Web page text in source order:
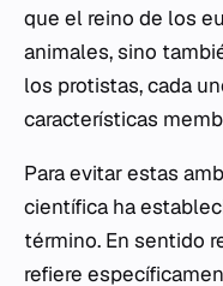
que el reino de los
animales, sino
los protistas, cada
características
Para evitar estas
científica ha
término. En sentido
refiere